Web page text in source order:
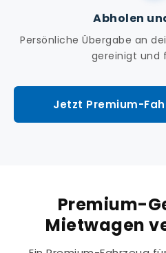
Abholen
Persönliche Übergabe an
gereinigt und
Jetzt Premium-
Premium-
Mietwagen